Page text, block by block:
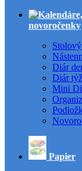
novoročenky
Diár
Diár
Mini
Papier